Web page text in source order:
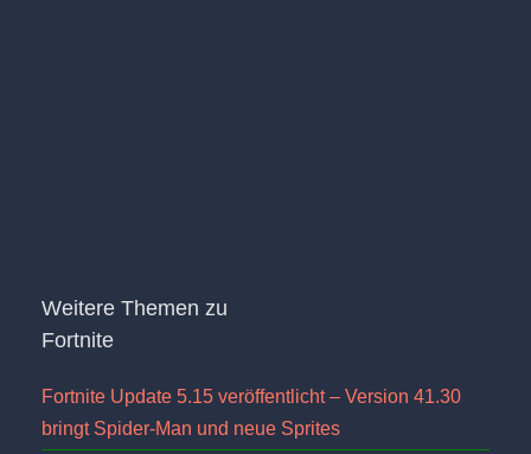
Weitere Themen zu
Fortnite
Fortnite Update 5.15 veröffentlicht – Version 41.30
bringt Spider-Man und neue Sprites